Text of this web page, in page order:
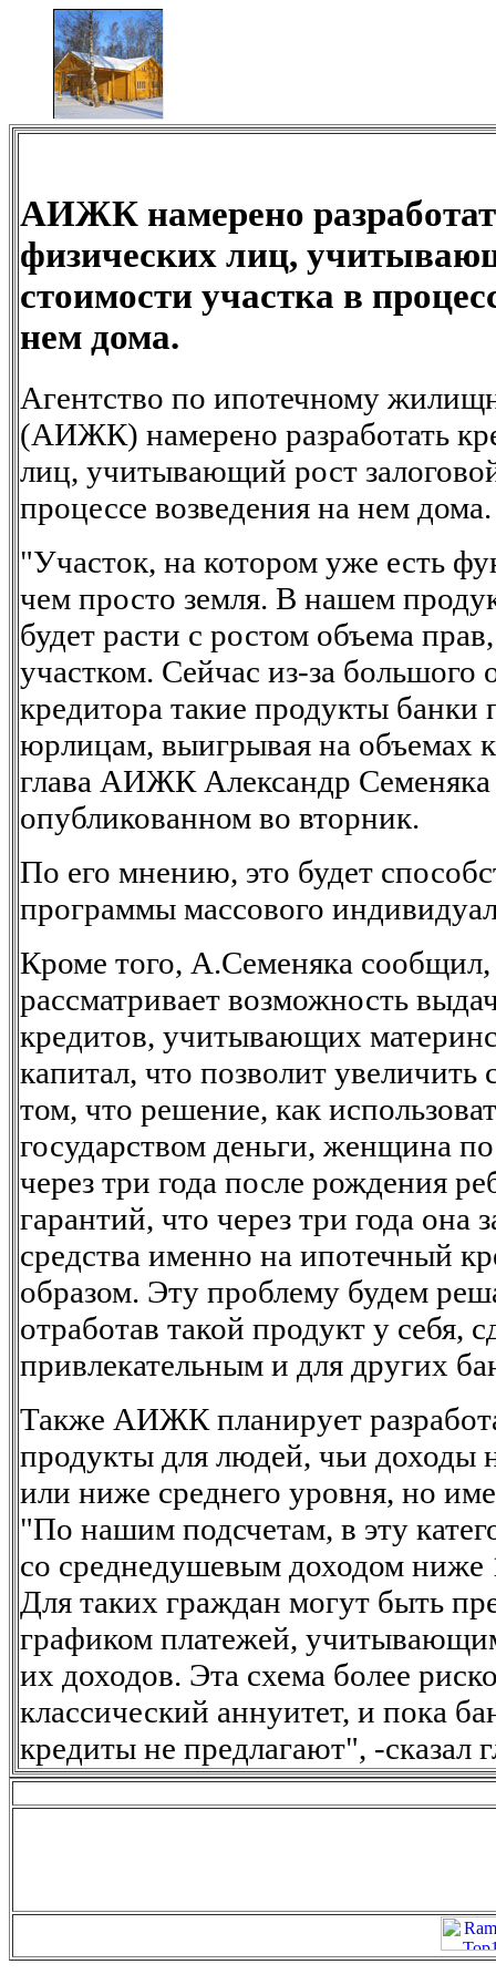
АИЖК намерено
физических лиц,
стоимости участка в
нем дома.
Агентство по ипотечному
(АИЖК) намерено разработать
лиц, учитывающий рост
процессе возведения на нем дома.
"Участок, на котором уже есть
чем просто земля. В нашем
будет расти с ростом объема
участком. Сейчас из-за большого
кредитора такие продукты банки
юрлицам, выигрывая на объемах
глава АИЖК Александр
опубликованном во вторник.
По его мнению, это будет
программы массового
Кроме того, А.Семеняка
рассматривает возможность
кредитов, учитывающих
капитал, что позволит
том, что решение, как
государством деньги, женщина
через три года после рождения
гарантий, что через три года она
средства именно на ипотечный
образом. Эту проблему будем
отработав такой продукт у себя,
привлекательным и для других
Также АИЖК планирует
продукты для людей, чьи доходы
или ниже среднего уровня, но
"По нашим подсчетам, в эту
со среднедушевым доходом ниже
Для таких граждан могут быть
графиком платежей,
их доходов. Эта схема более
классический аннуитет, и пока
кредиты не предлагают", -